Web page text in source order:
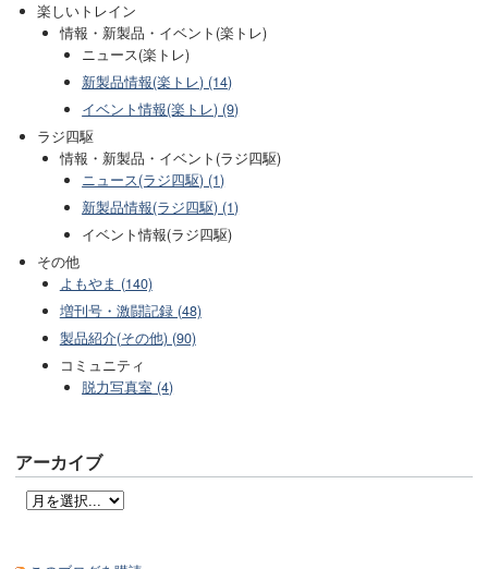
楽しいトレイン
情報・新製品・イベント(楽トレ)
ニュース(楽トレ)
新製品情報(楽トレ) (14)
イベント情報(楽トレ) (9)
ラジ四駆
情報・新製品・イベント(ラジ四駆)
ニュース(ラジ四駆) (1)
新製品情報(ラジ四駆) (1)
イベント情報(ラジ四駆)
その他
よもやま (140)
増刊号・激闘記録 (48)
製品紹介(その他) (90)
コミュニティ
脱力写真室 (4)
アーカイブ